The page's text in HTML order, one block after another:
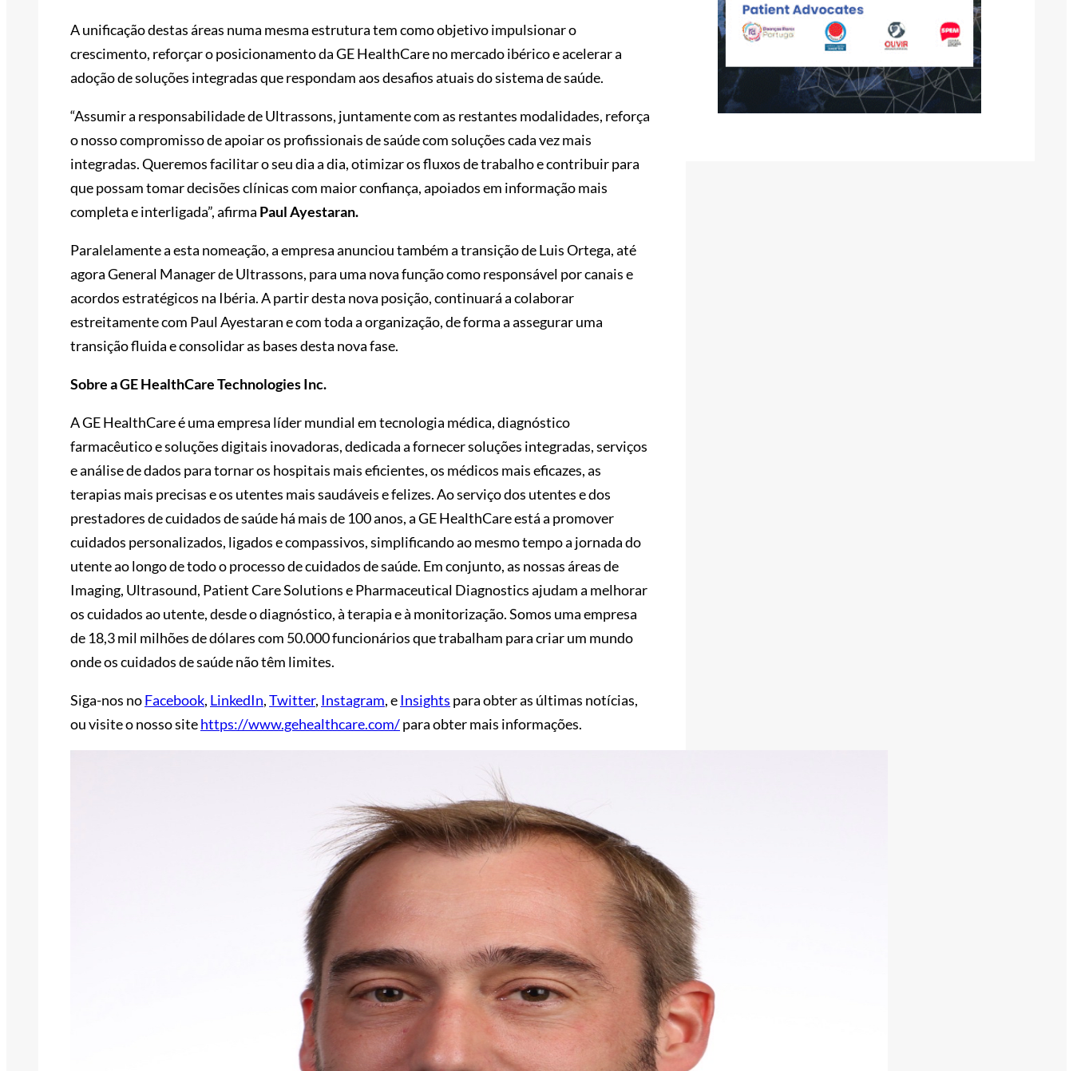
A unificação destas áreas numa mesma estrutura tem como objetivo impulsionar o
crescimento, reforçar o posicionamento da GE HealthCare no mercado ibérico e acelerar a
adoção de soluções integradas que respondam aos desafios atuais do sistema de saúde.
“Assumir a responsabilidade de Ultrassons, juntamente com as restantes modalidades, reforça
o nosso compromisso de apoiar os profissionais de saúde com soluções cada vez mais
integradas. Queremos facilitar o seu dia a dia, otimizar os fluxos de trabalho e contribuir para
que possam tomar decisões clínicas com maior confiança, apoiados em informação mais
completa e interligada”, afirma Paul Ayestaran.
Paralelamente a esta nomeação, a empresa anunciou também a transição de Luis Ortega, até
agora General Manager de Ultrassons, para uma nova função como responsável por canais e
acordos estratégicos na Ibéria. A partir desta nova posição, continuará a colaborar
estreitamente com Paul Ayestaran e com toda a organização, de forma a assegurar uma
transição fluida e consolidar as bases desta nova fase.
Sobre a GE HealthCare Technologies Inc.
A GE HealthCare é uma empresa líder mundial em tecnologia médica, diagnóstico
farmacêutico e soluções digitais inovadoras, dedicada a fornecer soluções integradas, serviços
e análise de dados para tornar os hospitais mais eficientes, os médicos mais eficazes, as
terapias mais precisas e os utentes mais saudáveis e felizes. Ao serviço dos utentes e dos
prestadores de cuidados de saúde há mais de 100 anos, a GE HealthCare está a promover
cuidados personalizados, ligados e compassivos, simplificando ao mesmo tempo a jornada do
utente ao longo de todo o processo de cuidados de saúde. Em conjunto, as nossas áreas de
Imaging, Ultrasound, Patient Care Solutions e Pharmaceutical Diagnostics ajudam a melhorar
os cuidados ao utente, desde o diagnóstico, à terapia e à monitorização. Somos uma empresa
de 18,3 mil milhões de dólares com 50.000 funcionários que trabalham para criar um mundo
onde os cuidados de saúde não têm limites.
Siga-nos noFacebook, LinkedIn,Twitter, Instagram, eInsights para obter as últimas notícias,
ou visite o nosso sitehttps://www.gehealthcare.com/para obter mais informações.